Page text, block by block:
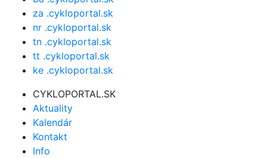
za .cykloportal.sk
nr .cykloportal.sk
tn .cykloportal.sk
tt .cykloportal.sk
ke .cykloportal.sk
CYKLOPORTAL.SK
Aktuality
Kalendár
Kontakt
Info